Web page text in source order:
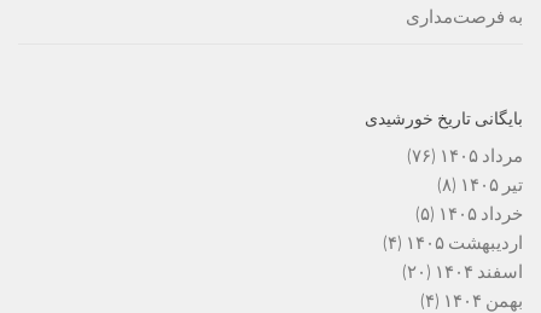
به فرصت‌مداری
بایگانی تاریخ خورشیدی
مرداد ۱۴۰۵
(۷۶)
تیر ۱۴۰۵
(۸)
خرداد ۱۴۰۵
(۵)
اردیبهشت ۱۴۰۵
(۴)
اسفند ۱۴۰۴
(۲۰)
بهمن ۱۴۰۴
(۴)